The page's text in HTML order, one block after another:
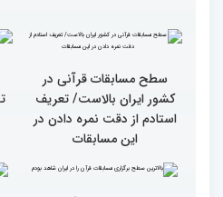
قاریان و حافظان فینالیست‌
در چهلمین دوره مسابقات
بین‌المللی قرآن معرفی
شدند